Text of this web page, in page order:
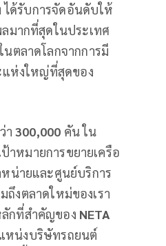
ด้รับการจัดอันดับให้
มากที่สุดในประเทศ
ตลาดโลกจากการมี
แห่งใหญ่ที่สุดของ
า300,000 คัน ใน
าหมายการขยายเครือ
น่ายและศูนย์บริการ
งตลาดใหม่ของเรา
ลักที่สำคัญของ NETA
แหน่งบริษัทรถยนต์